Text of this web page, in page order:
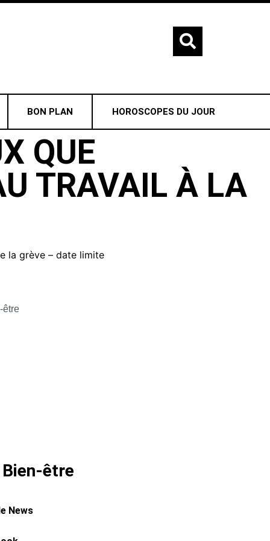
BON PLAN HOROSCOPES DU JOUR
QUE
TRAVAIL À LA
la grève – date limite
être
Bien-être
News